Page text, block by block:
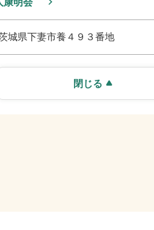
城県下妻市養４９３番地
閉じる